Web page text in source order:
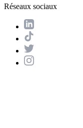
Réseaux sociaux